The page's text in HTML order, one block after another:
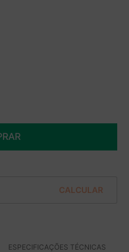
ESPECIFICAÇÕES TÉCNICAS